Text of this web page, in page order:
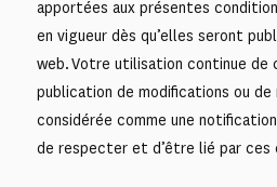
apportées aux présentes
en vigueur dès qu’elles seront
web. Votre utilisation continue de
publication de modifications ou de
considérée comme une
de respecter et d’être lié par ces